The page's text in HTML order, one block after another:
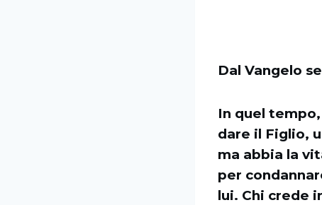
Dal Vangelo
In quel
dare il Figlio,
ma abbia la
per
lui. Chi crede